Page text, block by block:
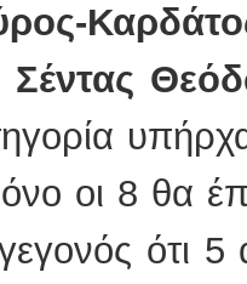
Σέντας
οι 8 θα
ότι